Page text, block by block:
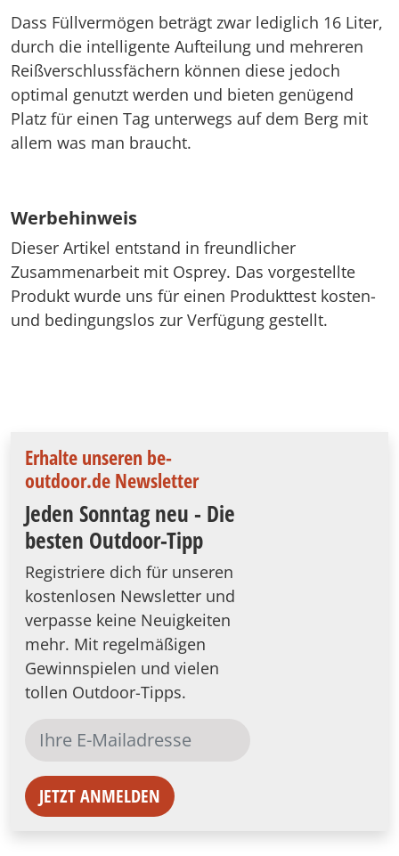
Dass Füllvermögen beträgt zwar lediglich 16 Liter,
durch die intelligente Aufteilung und mehreren
Reißverschlussfächern können diese jedoch
optimal genutzt werden und bieten genügend
Platz für einen Tag unterwegs auf dem Berg mit
allem was man braucht.
Werbehinweis
Dieser Artikel entstand in freundlicher
Zusammenarbeit mit Osprey. Das vorgestellte
Produkt wurde uns für einen Produkttest kosten-
und bedingungslos zur Verfügung gestellt.
Erhalte unseren be-
outdoor.de Newsletter
Jeden Sonntag neu - Die
besten Outdoor-Tipp
Registriere dich für unseren
kostenlosen Newsletter und
verpasse keine Neuigkeiten
mehr. Mit regelmäßigen
Gewinnspielen und vielen
tollen Outdoor-Tipps.
JETZT ANMELDEN